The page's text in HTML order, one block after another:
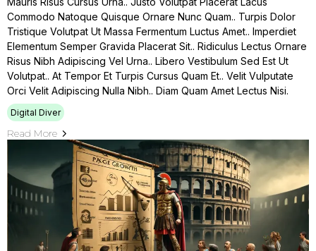
Commodo Natoque Quisque Ornare Nunc Quam.. Turpis Dolor
Tristique Volutpat Ut Massa Fermentum Luctus Amet.. Imperdiet
Elementum Semper Gravida Placerat Sit.. Ridiculus Lectus Ornare
Risus Nibh Adipiscing Vel Urna.. Libero Vestibulum Sed Est Ut
Volutpat.. At Tempor Et Turpis Cursus Quam Et.. Velit Vulputate
Orci Velit Adipiscing Nulla Nibh.. Diam Quam Amet Lectus Nisi.
Digital Diver
Read More